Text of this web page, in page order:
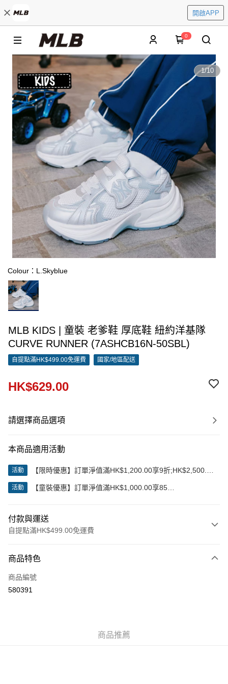
開啟APP
0
1/10
Colour：L.Skyblue
MLB KIDS | 童裝 老爹鞋 厚底鞋 紐約洋基隊
CURVE RUNNER (7ASHCB16N-50SBL)
自提點滿HK$499.00免運費 國家/地區配送
HK$629.00
請選擇商品選項
本商品適用活動
活動
【限時優惠】訂單淨值滿HK$1,200.00享9折;HK$2,500.00
活動
【童裝優惠】訂單淨值滿HK$1,000.00享85
付款與運送
自提點滿HK$499.00免運費
信用卡
Apple Pay
商品特色
商品編號
580391
商品推薦